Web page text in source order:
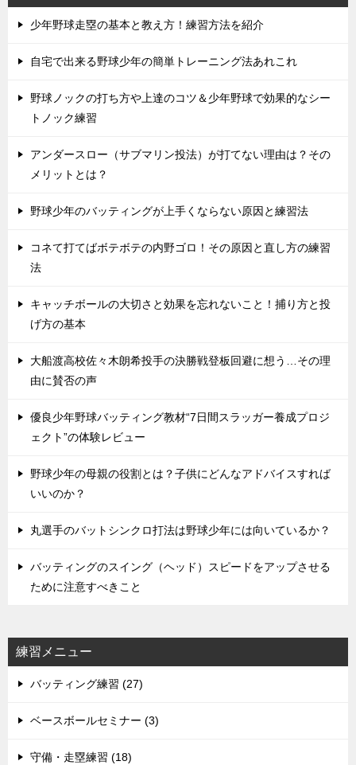
少年野球走塁の基本と教え方！練習方法を紹介
自宅で出来る野球少年の簡単トレーニング法あれこれ
野球ノックの打ち方や上達のコツ＆少年野球で効果的なシー
トノック練習
アンダースロー（サブマリン投法）が打てない理由は？その
メリットとは？
野球少年のバッティングが上手くならない原因と練習法
コネて打てばボテボテの内野ゴロ！その原因と直し方の練習
法
キャッチボールの大切さと効果を忘れないこと！捕り方と投
げ方の基本
大船渡高校佐々木朗希投手の決勝戦登板回避に想う…その理
由に賛否の声
優良少年野球バッティング教材“7日間スラッガー養成プロジ
ェクト”の体験レビュー
野球少年の母親の役割とは？子供にどんなアドバイスすれば
いいのか？
丸選手のバットシンクロ打法は野球少年には向いているか？
バッティングのスイング（ヘッド）スピードをアップさせる
ために注意すべきこと
練習メニュー
バッティング練習 (27)
ベースボールセミナー (3)
守備・走塁練習 (18)